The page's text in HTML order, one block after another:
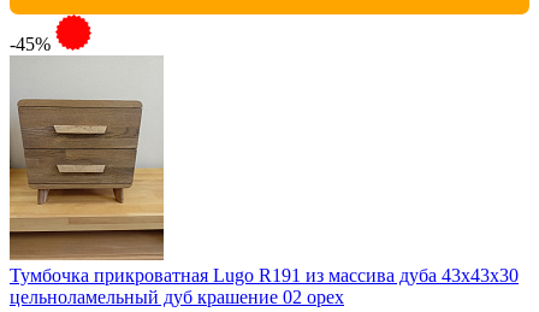
-45%
Тумбочка прикроватная Lugo R191 из массива дуба 43х43х30
цельноламельный дуб крашение 02 орех